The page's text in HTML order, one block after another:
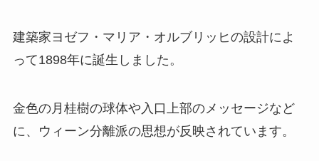
建築家ヨゼフ・マリア・オルブリッヒの設計によ
って1898年に誕生しました。
金色の月桂樹の球体や入口上部のメッセージなど
に、ウィーン分離派の思想が反映されています。